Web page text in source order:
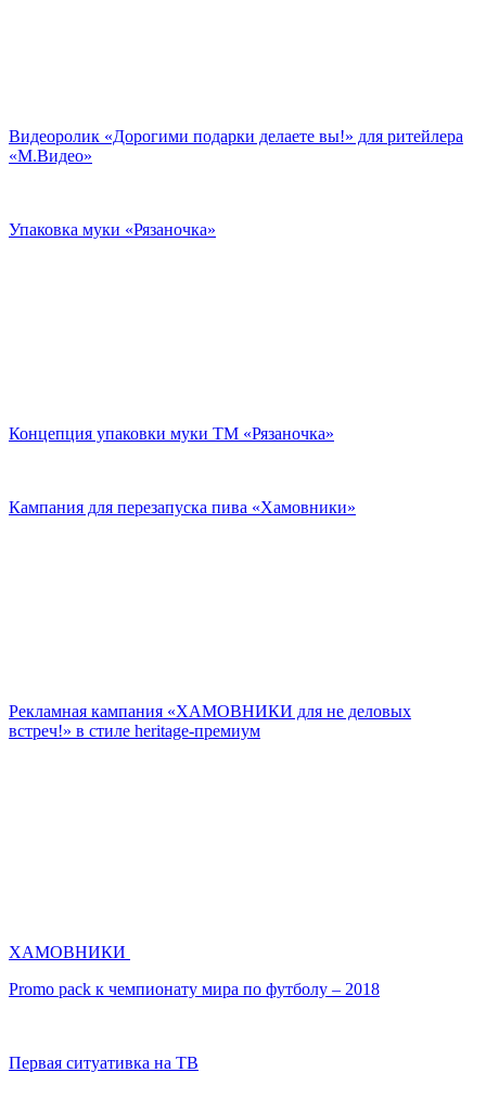
Видеоролик «Дорогими подарки делаете вы!» для ритейлера
«М.Видео»
Упаковка муки «Рязаночка»
Концепция упаковки муки ТМ «Рязаночка»
Кампания для перезапуска пива «Хамовники»
Рекламная кампания «ХАМОВНИКИ для не деловых
встреч!» в стиле heritage-премиум
ХАМОВНИКИ
Promo pack к чемпионату мира по футболу – 2018
Первая ситуативка на ТВ